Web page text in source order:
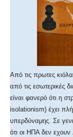
Από τις πρωτες
από τις εσωτερικές
είναι φανερό ότι η
isolationism) έχει
υπερδύναμης. Σε
ότι οι ΗΠΑ δεν